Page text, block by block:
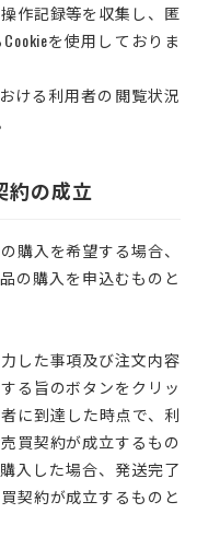
作記録等を収集し、匿
を使用しておりま
ける利用者の閲覧状況
約の成立
購入を希望する場合、
の購入を申込むものと
した事項及び注文内容
る旨のボタンをクリッ
に到達した時点で、利
買契約が成立するもの
入した場合、発送完了
契約が成立するものと